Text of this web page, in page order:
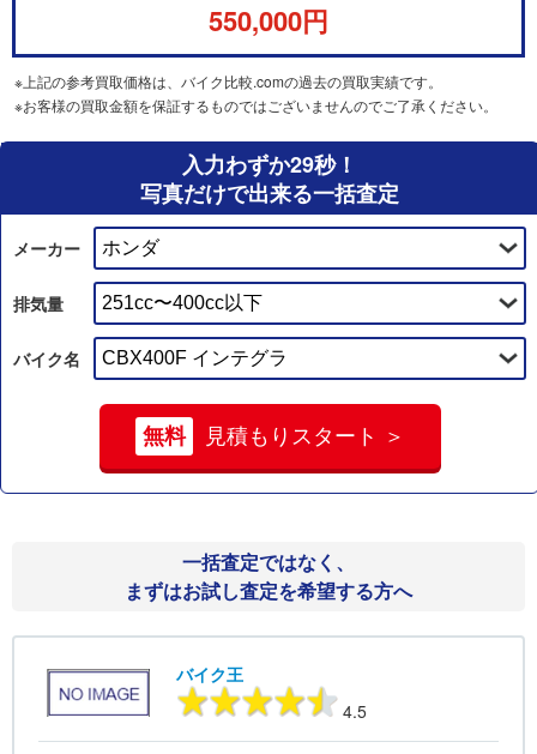
550,000円
※上記の参考買取価格は、バイク比較.comの過去の買取実績です。
※お客様の買取金額を保証するものではございませんのでご了承ください。
入力わずか29秒！
写真だけで出来る一括査定
メーカー
排気量
バイク名
無料 見積もりスタート ＞
一括査定ではなく、
まずはお試し査定を希望する方へ
バイク王
4.5